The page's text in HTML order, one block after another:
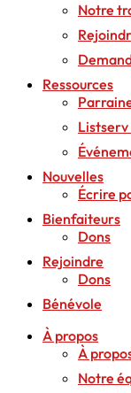
Notre
Ressources
Listserv
Nouvelles
Écrire
Bienfaiteurs
Dons
Rejoindre
Dons
Bénévole
À propos
À
Notre